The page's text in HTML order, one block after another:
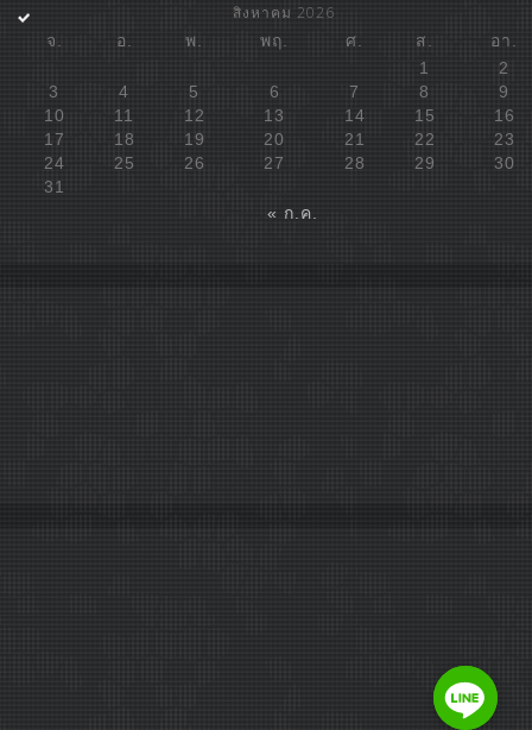
สิงหาคม 2026
จ. อ. พ. พฤ. ศ. ส.
อา.
1
2
3
4 5 6 7 8
9
10
11 12 13 14 15
16
17
18 19 20 21 22
23
24
25 26 27 28 29
30
31
« ก.ค.